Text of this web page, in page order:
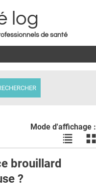
log
de santé
Mode d'affichage :
Voir
les
les
brouillard
?